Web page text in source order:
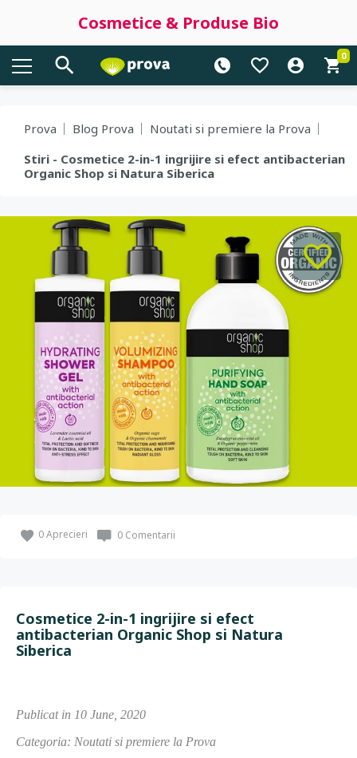
Cosmetice & Produse Bio
0
Prova Blog Prova
Noutati si premiere la Prova
Stiri - Cosmetice 2-in-1 ingrijire si efect antibacterian
Organic Shop si Natura Siberica
0Aprecieri 0 Comentarii
Cosmetice 2-in-1 ingrijire si efect
antibacterian Organic Shop si Natura
Siberica
Publicat in 10 June, 2020
Categoria: Noutati si premiere la Prova